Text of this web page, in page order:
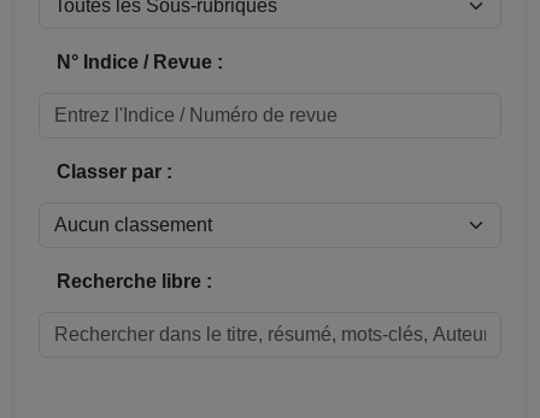
N° Indice / Revue :
Classer par :
Recherche libre :